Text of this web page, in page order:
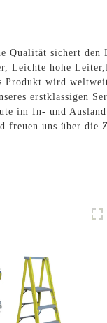
sichert den
Leichte hohe Leiter
Produkt wird
erstklassigen
im In- und
uns über die